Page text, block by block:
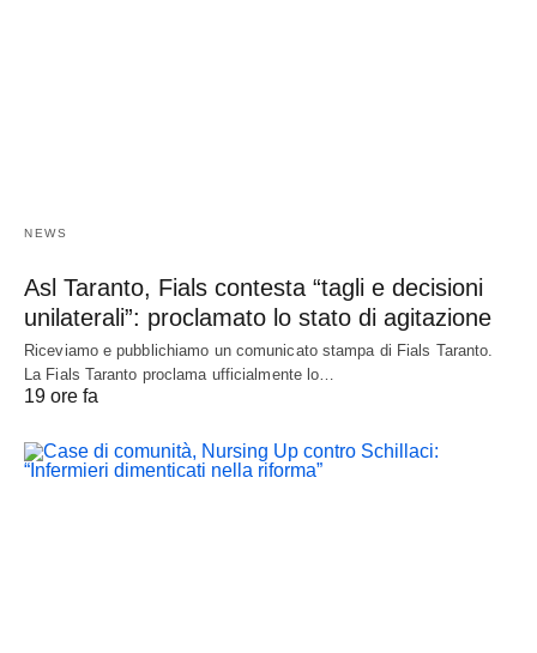
NEWS
Asl Taranto, Fials contesta “tagli e decisioni
unilaterali”: proclamato lo stato di agitazione
Riceviamo e pubblichiamo un comunicato stampa di Fials Taranto.
La Fials Taranto proclama ufficialmente lo…
19 ore fa